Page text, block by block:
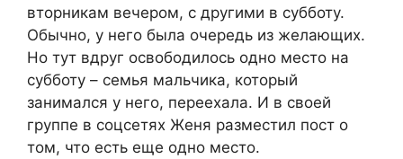
вторникам вечером, с другими в субботу.
Обычно, у него была очередь из желающих.
Но тут вдруг освободилось одно место на
субботу – семья мальчика, который
занимался у него, переехала. И в своей
группе в соцсетях Женя разместил пост о
том, что есть еще одно место.